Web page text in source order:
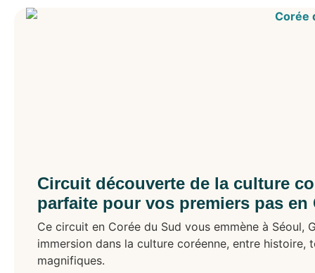
Circuit découverte de la culture
parfaite pour vos premiers pas en
Ce circuit en Corée du Sud vous emmène à Séoul,
immersion dans la culture coréenne, entre histoire,
magnifiques.